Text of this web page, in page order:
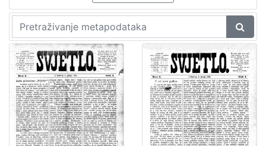
Svjetlo : prilog za kulturu, nauku i umjetnost.
45
Vrsta
građe
Novine
3901